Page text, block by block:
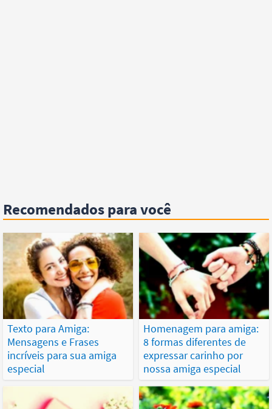
Recomendados para você
Texto para Amiga:
Mensagens e Frases
incríveis para sua amiga
especial
Homenagem para amiga:
8 formas diferentes de
expressar carinho por
nossa amiga especial